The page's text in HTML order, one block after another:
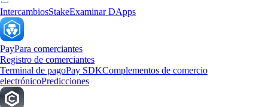
IntercambiosStakeExaminar DApps
PayPara comerciantes
Registro de comerciantes
Terminal de pagoPay SDKComplementos de comercio
electrónicoPredicciones